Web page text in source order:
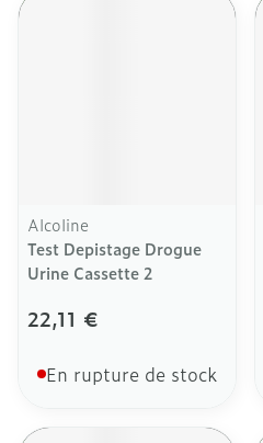
Alcoline
Test Depistage Drogue
Urine Cassette 2
22,11 €
En rupture de stock